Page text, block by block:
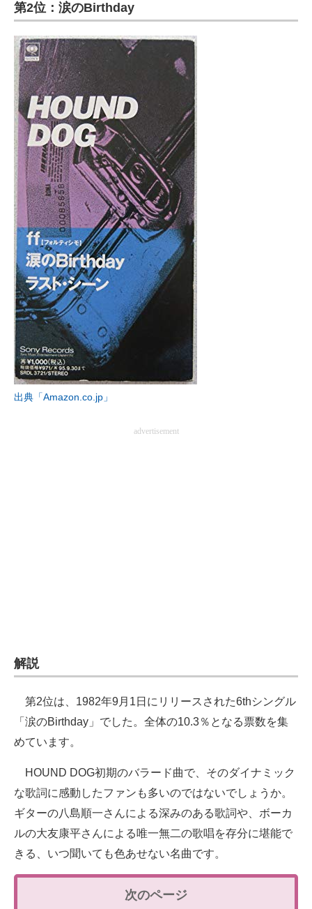
ちょっと気になるネットの話題
第2位：涙のBirthday
出典「Amazon.co.jp」
advertisement
解説
第2位は、1982年9月1日にリリースされた6thシングル
「涙のBirthday」でした。全体の10.3％となる票数を集
めています。
HOUND DOG初期のバラード曲で、そのダイナミック
な歌詞に感動したファンも多いのではないでしょうか。
ギターの八島順一さんによる深みのある歌詞や、ボーカ
ルの大友康平さんによる唯一無二の歌唱を存分に堪能で
きる、いつ聞いても色あせない名曲です。